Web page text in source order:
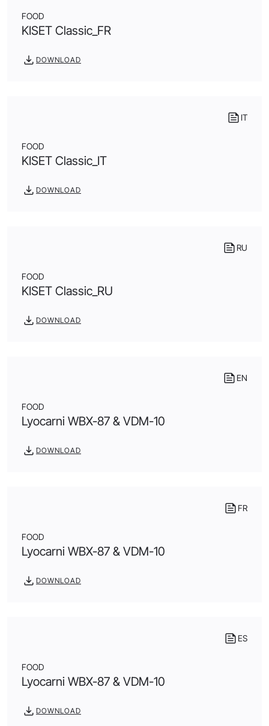
FOOD
KISET Classic_FR
DOWNLOAD
IT
FOOD
KISET Classic_IT
DOWNLOAD
RU
FOOD
KISET Classic_RU
DOWNLOAD
EN
FOOD
Lyocarni WBX-87 & VDM-10
DOWNLOAD
FR
FOOD
Lyocarni WBX-87 & VDM-10
DOWNLOAD
ES
FOOD
Lyocarni WBX-87 & VDM-10
DOWNLOAD